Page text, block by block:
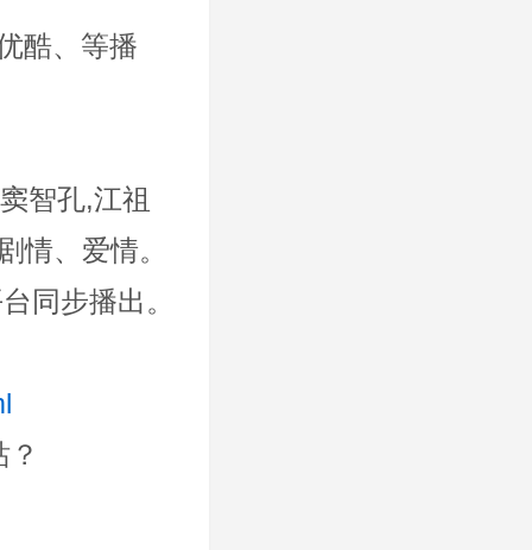
酷、等播
智孔,江祖
情、爱情。
同步播出。